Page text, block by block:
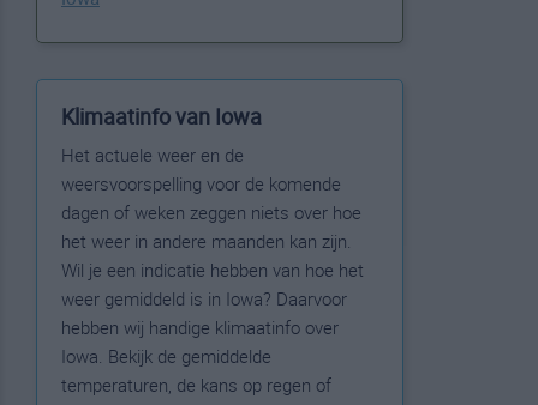
Klimaatinfo van Iowa
Het actuele weer en de
weersvoorspelling voor de komende
dagen of weken zeggen niets over hoe
het weer in andere maanden kan zijn.
Wil je een indicatie hebben van hoe het
weer gemiddeld is in Iowa? Daarvoor
hebben wij handige klimaatinfo over
Iowa. Bekijk de gemiddelde
temperaturen, de kans op regen of